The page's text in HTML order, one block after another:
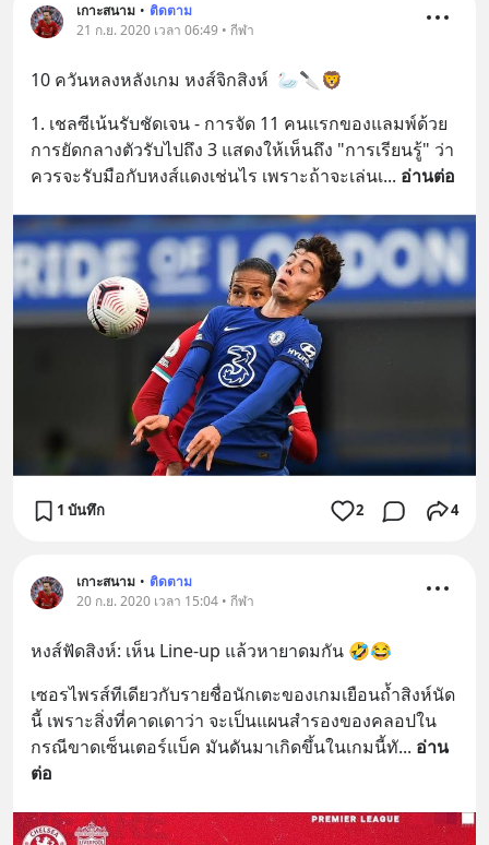
เกาะสนาม • ติดตาม
21 ก.ย. 2020 เวลา 06:49 • กีฬา
10 ควันหลงหลังเกม หงส์จิกสิงห์  🦢🔪🦁
1. เชลซีเน้นรับชัดเจน - การจัด 11 คนแรกของแลมพ์ด้วย
การยัดกลางตัวรับไปถึง 3 แสดงให้เห็นถึง "การเรียนรู้" ว่า
ควรจะรับมือกับหงส์แดงเช่นไร เพราะถ้าจะเล่นเ... อ่านต่อ
1 บันทึก 2 4
เกาะสนาม • ติดตาม
20 ก.ย. 2020 เวลา 15:04 • กีฬา
หงส์ฟัดสิงห์: เห็น Line-up แล้วหายาดมกัน 🤣😂
เซอรไพรส์ทีเดียวกับรายชื่อนักเตะของเกมเยือนถ้ำสิงห์นัด
นี้ เพราะสิ่งที่คาดเดาว่า จะเป็นแผนสำรองของคลอปใน
กรณีขาดเซ็นเตอร์แบ็ค มันดันมาเกิดขึ้นในเกมนี้ทั... อ่าน
ต่อ